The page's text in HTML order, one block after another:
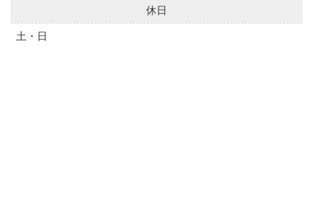
休日
土・日